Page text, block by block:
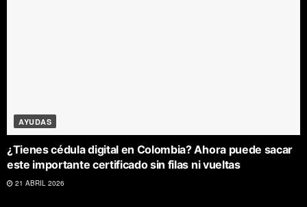
AYUDAS
¿Tienes cédula digital en Colombia? Ahora puede sacar
este importante certificado sin filas ni vueltas
21 ABRIL 2026